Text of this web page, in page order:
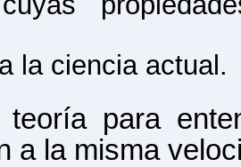
la ciencia actual.
teoría para
a la misma